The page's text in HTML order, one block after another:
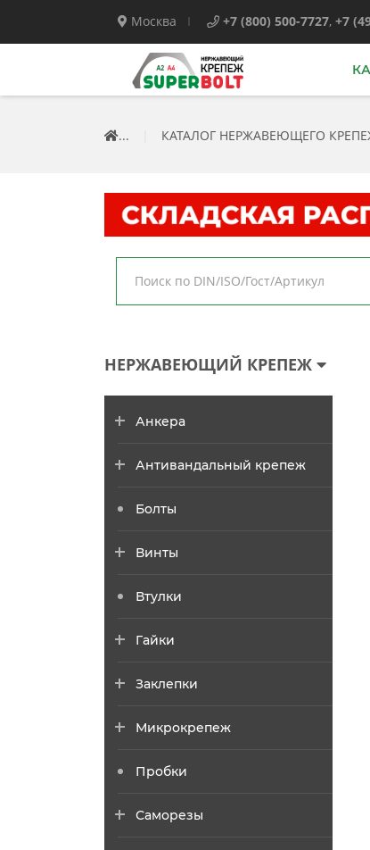
Москва +7 (800) 500-7727, +7
... КАТАЛОГ НЕРЖАВЕЮЩЕГО
НЕРЖАВЕЮЩИЙ КРЕПЕЖ
Анкера
Антивандальный крепеж
Болты
Винты
Втулки
Гайки
Заклепки
Микрокрепеж
Пробки
Саморезы